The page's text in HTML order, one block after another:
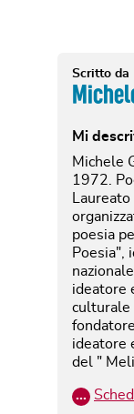
Scritto da
Mi
Michele
1972.
poesia
Poesia",
ideatore
culturale
ideatore
del "
…